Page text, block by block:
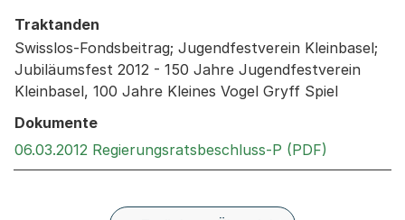
Traktanden
Swisslos-Fondsbeitrag; Jugendfestverein Kleinbasel;
Jubiläumsfest 2012 - 150 Jahre Jugendfestverein
Kleinbasel, 100 Jahre Kleines Vogel Gryff Spiel
Dokumente
06.03.2012 Regierungsratsbeschluss-P (PDF)